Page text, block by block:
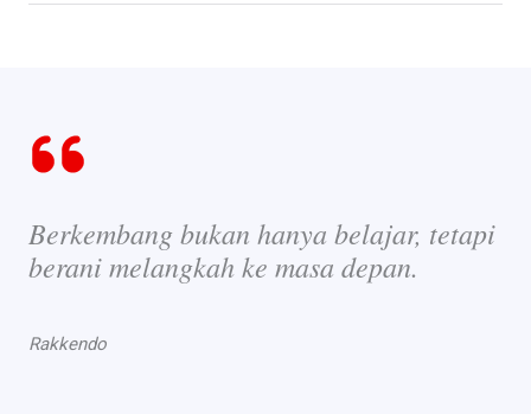
Berkembang bukan hanya belajar, tetapi
berani melangkah ke masa depan.
Rakkendo